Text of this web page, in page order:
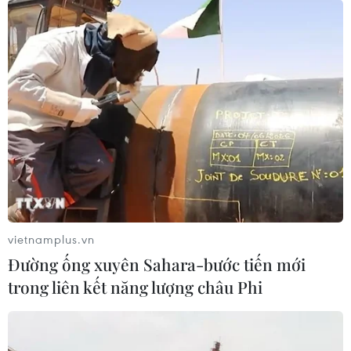
Công bố trọng tài bắt chính 2 trận Việt
Nam-UAE, Việt Nam-Thái Lan
12/11/2019 04:16
AFC đã chỉ định trọng tài Jumpei Iida bắt chính trận Việt
Nam-UAE, trong khi ông Ahmed Al-Kaf điều khiển trận
Việt Nam-Thái Lan tại vòng loại World Cup 2022.
vietnamplus.vn
Đường ống xuyên Sahara-bước tiến mới
trong liên kết năng lượng châu Phi